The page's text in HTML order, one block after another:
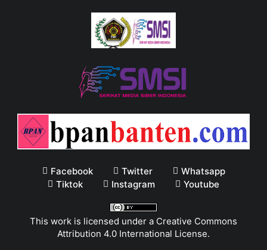
Facebook Twitter
Whatsapp
Tiktok
Instagram Youtube
This work is licensed under a Creative Commons
Attribution 4.0 International License.